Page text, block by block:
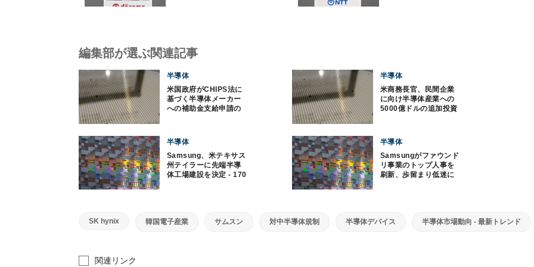
編集部が選ぶ関連記事
半導体
米国政府がCHIPS法に
基づく半導体メーカー
への補助金支給申請の
半導体
米商務長官、民間企業
に向け半導体産業への
5000億ドルの追加投資
半導体
Samsung、米テキサス
州テイラーに先端半導
体工場建設を決定 - 170
半導体
Samsungがファウンド
リ事業のトップ人事を
刷新、歩留まり低迷に
SK hynix 韓国電子産業 サムスン 対中半導体規制 半導体デバイス 半導体市場動向 - 最新トレンド
関連リンク